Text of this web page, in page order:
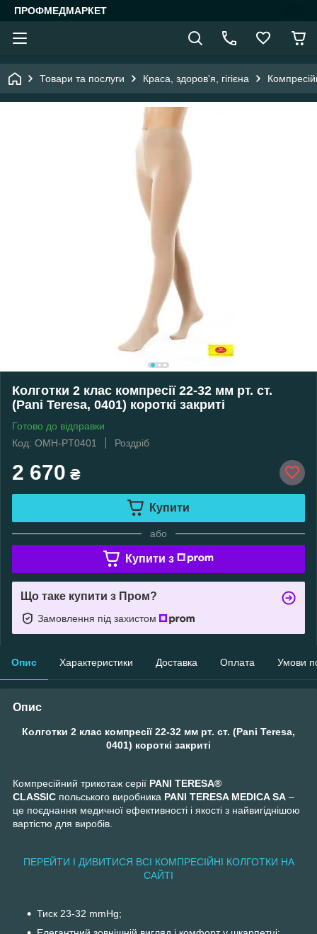
ПРОФМЕДМАРКЕТ
Товари та послуги Краса, здоров'я, гігієна
Колготки 2 клас компресії 22-32 мм рт. ст.
(Pani Teresa, 0401) короткі закриті
Готово до відправки
Код: OMH-PT0401
Роздріб
2 670 ₴
Купити
або
Купити з
Що таке купити з Пром?
Замовлення під захистом
Опис Характеристики Доставка Оплата Умови
Опис
Колготки 2 клас компресії 22-32 мм рт. ст. (Pani Teresa,
0401) короткі закриті
Компресійний трикотаж серії PANI TERESA®
CLASSIC польського виробника PANI TERESA MEDICA SA –
це поєднання медичної ефективності і якості з найвигіднішою
вартістю для виробів.
ПЕРЕЙТИ І ДИВИТИСЯ ВСІ КОМПРЕСІЙНІ КОЛГОТКИ НА
САЙТІ
Тиск 23-32 mmHg;